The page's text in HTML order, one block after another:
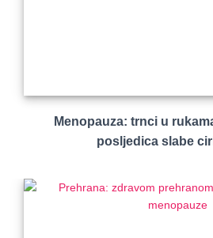
Menopauza: trnci u
posljedica slabe